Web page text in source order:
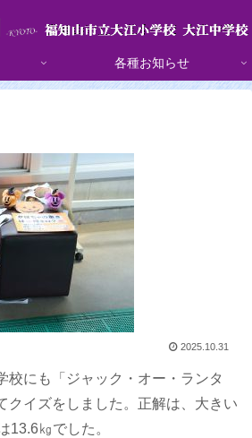
各種お知らせ
2025.10.31
校にも「ジャック・オー・ランタ
クイズをしました。正解は、大きい
13.6㎏でした。